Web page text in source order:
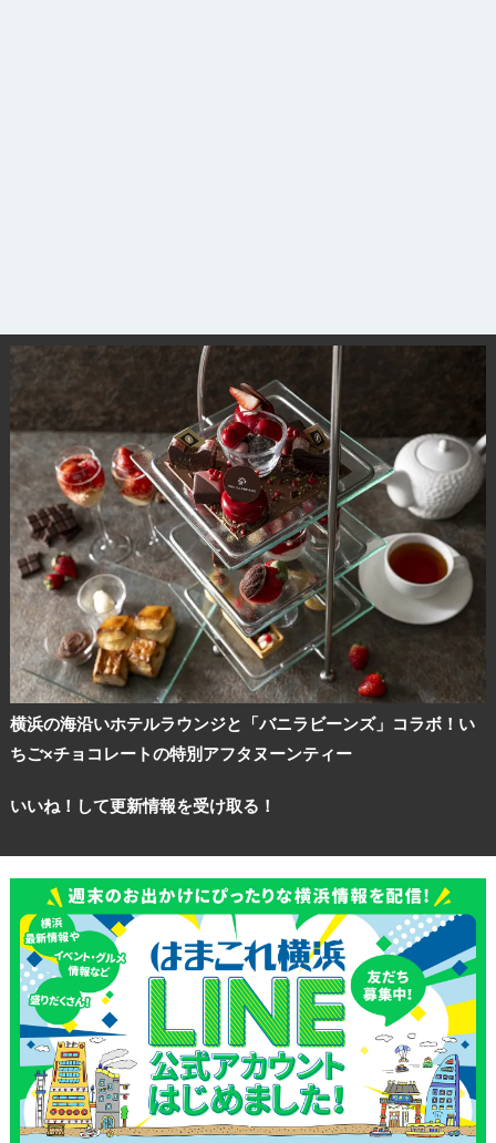
横浜の海沿いホテルラウンジと「バニラビーンズ」コラボ！い
ちご×チョコレートの特別アフタヌーンティー
いいね！して更新情報を受け取る！
観光ガイド
ランキング
ブログ記事